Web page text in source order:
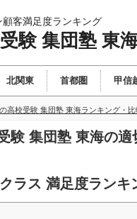
顧客満足度ランキング
験 集団塾 東
北関東 首都圏 甲信
高校受験 集団塾 東海ランキング・比
験 集団塾 東海の
ラス 満足度ランキ